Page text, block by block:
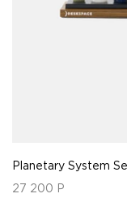
Planetary System
27 200 Р